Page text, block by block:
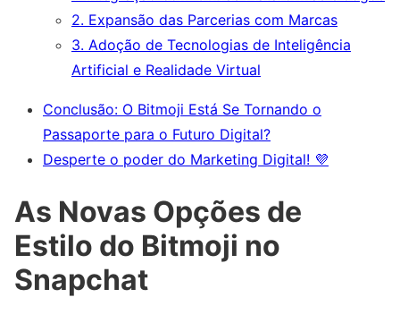
2. Expansão das Parcerias com Marcas
3. Adoção de Tecnologias de Inteligência
Artificial e Realidade Virtual
Conclusão: O Bitmoji Está Se Tornando o
Passaporte para o Futuro Digital?
Desperte o poder do Marketing Digital! 💜
As Novas Opções de
Estilo do Bitmoji no
Snapchat